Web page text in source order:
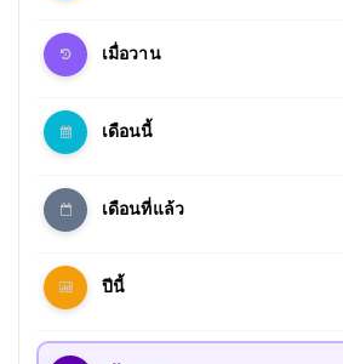
เมื่อวาน
เดือนนี้
เดือนที่แล้ว
ปีนี้